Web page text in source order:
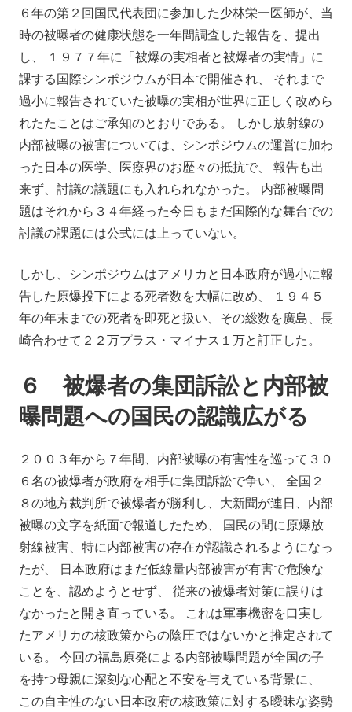
６年の第２回国民代表団に参加した少林栄一医師が、当
時の被曝者の健康状態を一年間調査した報告を、提出
し、 １９７７年に「被爆の実相者と被爆者の実情」に
課する国際シンポジウムが日本で開催され、 それまで
過小に報告されていた被曝の実相が世界に正しく改めら
れたたことはご承知のとおりである。 しかし放射線の
内部被曝の被害については、シンポジウムの運営に加わ
った日本の医学、医療界のお歴々の抵抗で、 報告も出
来ず、討議の議題にも入れられなかった。 内部被曝問
題はそれから３４年経った今日もまだ国際的な舞台での
討議の課題には公式には上っていない。
しかし、シンポジウムはアメリカと日本政府が過小に報
告した原爆投下による死者数を大幅に改め、 １９４５
年の年末までの死者を即死と扱い、その総数を廣島、長
崎合わせて２２万プラス・マイナス１万と訂正した。
６ 被爆者の集団訴訟と内部被
曝問題への国民の認識広がる
２００３年から７年間、内部被曝の有害性を巡って３０
６名の被爆者が政府を相手に集団訴訟で争い、 全国２
８の地方裁判所で被爆者が勝利し、大新聞が連日、内部
被曝の文字を紙面で報道したため、 国民の間に原爆放
射線被害、特に内部被害の存在が認識されるようになっ
たが、 日本政府はまだ低線量内部被害が有害で危険な
ことを、認めようとせず、 従来の被爆者対策に誤りは
なかったと開き直っている。 これは軍事機密を口実し
たアメリカの核政策からの陰圧ではないかと推定されて
いる。 今回の福島原発による内部被曝問題が全国の子
を持つ母親に深刻な心配と不安を与えている背景に、
この自主性のない日本政府の核政策に対する曖昧な姿勢